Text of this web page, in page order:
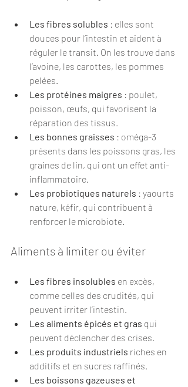
Les fibres solubles : elles sont
douces pour l’intestin et aident à
réguler le transit. On les trouve dans
l’avoine, les carottes, les pommes
pelées.
Les protéines maigres : poulet,
poisson, œufs, qui favorisent la
réparation des tissus.
Les bonnes graisses : oméga-3
présents dans les poissons gras, les
graines de lin, qui ont un effet anti-
inflammatoire.
Les probiotiques naturels : yaourts
nature, kéfir, qui contribuent à
renforcer le microbiote.
Aliments à limiter ou éviter
Les fibres insolubles en excès,
comme celles des crudités, qui
peuvent irriter l’intestin.
Les aliments épicés et gras qui
peuvent déclencher des crises.
Les produits industriels riches en
additifs et en sucres raffinés.
Les boissons gazeuses et